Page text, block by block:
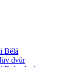
Bělá
dvůr